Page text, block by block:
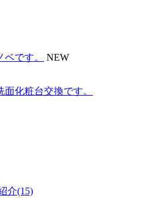
です。
NEW
化粧台交換です。
介(15)